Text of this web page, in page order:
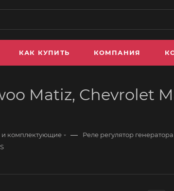
КАК КУПИТЬ КОМПАНИЯ
Matiz, Chevrolet
и комплектующие — Реле регулятор генератора